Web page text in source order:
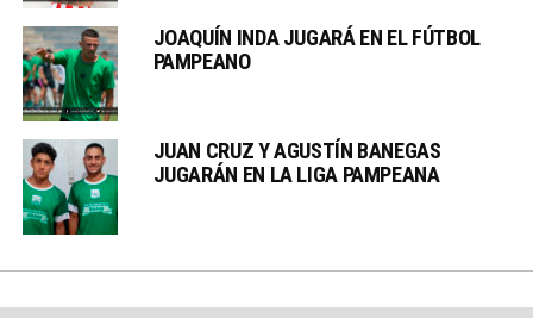
JOAQUÍN INDA JUGARÁ EN EL FÚTBOL
PAMPEANO
JUAN CRUZ Y AGUSTÍN BANEGAS
JUGARÁN EN LA LIGA PAMPEANA